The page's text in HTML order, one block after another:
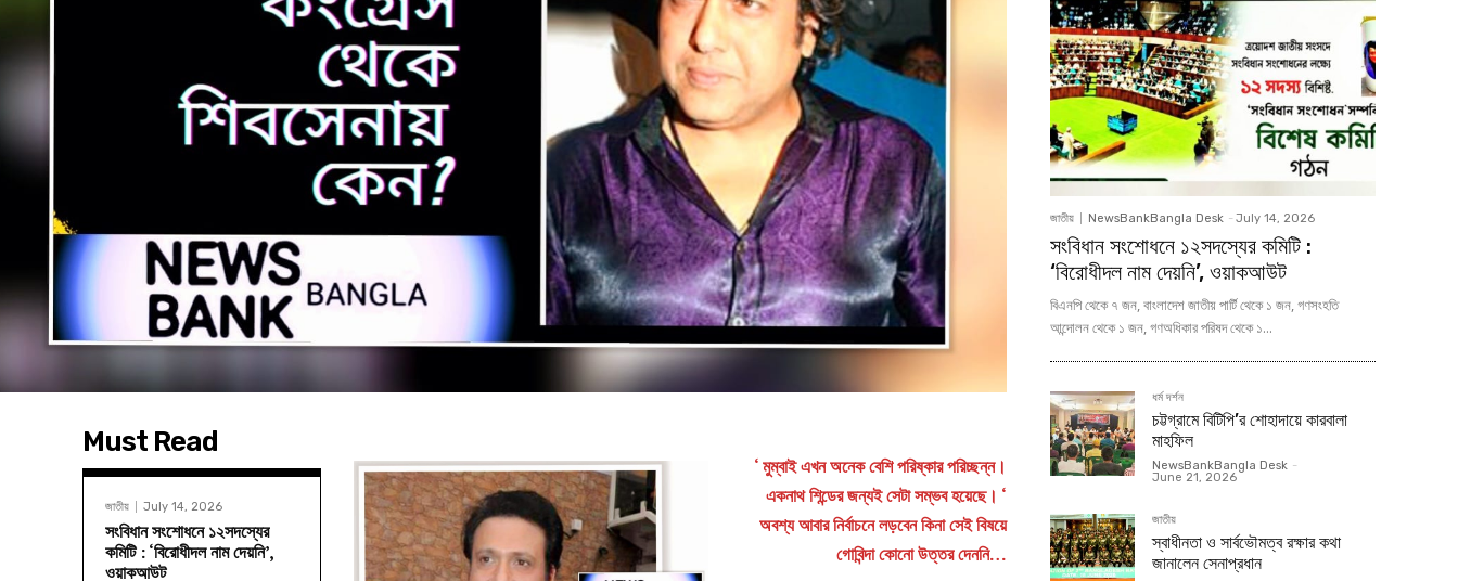
Must Read
জাতীয় July 14, 2026
সংবিধান সংশোধনে ১২সদস্যের
কমিটি : ‘বিরোধীদল নাম দেয়নি’,
ওয়াকআউট
‘ মুম্বাই এখন অনেক বেশি পরিষ্কার পরিচ্ছন্ন।
একনাথ শিন্ডের জন্যই সেটা সম্ভব হয়েছে। ‘
অবশ্য আবার নির্বাচনে লড়বেন কিনা সেই বিষয়ে
গোবিন্দা কোনো উত্তর দেননি…
জাতীয় NewsBankBangla Desk - July 14, 2026
সংবিধান সংশোধনে ১২সদস্যের কমিটি :
‘বিরোধীদল নাম দেয়নি’, ওয়াকআউট
বিএনপি থেকে ৭ জন, বাংলাদেশ জাতীয় পার্টি থেকে ১ জন, গণসংহতি
আন্দোলন থেকে ১ জন, গণঅধিকার পরিষদ থেকে ১...
ধর্ম দর্শন
চট্টগ্রামে বিটিপি’র শোহাদায়ে কারবালা
মাহফিল
NewsBankBangla Desk -
June 21, 2026
জাতীয়
স্বাধীনতা ও সার্বভৌমত্ব রক্ষার কথা
জানালেন সেনাপ্রধান